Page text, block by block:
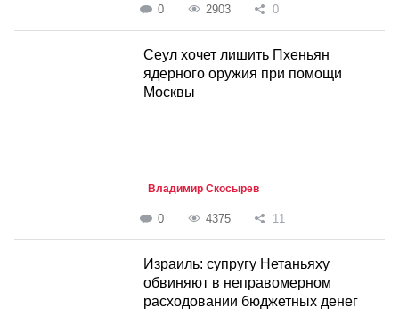
0 2903 0
Сеул хочет лишить Пхеньян
ядерного оружия при помощи
Москвы
Владимир Скосырев
0 4375 11
Израиль: супругу Нетаньяху
обвиняют в неправомерном
расходовании бюджетных денег